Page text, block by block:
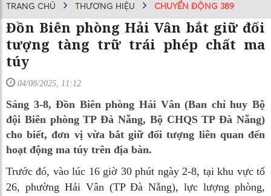
TRANG CHỦ THƯƠNG HIỆU CHUYỂN ĐỘNG 389
Đồn Biên phòng Hải Vân bắt giữ đối
tượng tàng trữ trái phép chất ma
túy
04/08/2025, 11:12
Sáng 3-8, Đồn Biên phòng Hải Vân (Ban chỉ huy Bộ
đội Biên phòng TP Đà Nẵng, Bộ CHQS TP Đà Nẵng)
cho biết, đơn vị vừa bắt giữ đối tượng liên quan đến
hoạt động ma túy trên địa bàn.
Trước đó, vào lúc 16 giờ 30 phút ngày 2-8, tại khu vực tổ
26, phường Hải Vân (TP Đà Nẵng), lực lượng phòng,